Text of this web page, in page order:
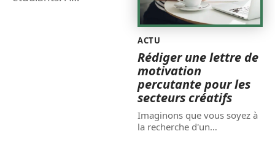
ACTU
Rédiger une lettre de
motivation
percutante pour les
secteurs créatifs
Imaginons que vous soyez à
la recherche d'un…